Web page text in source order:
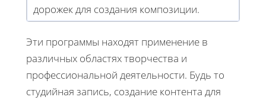
дорожек для создания композиции.
Эти программы находят применение в
различных областях творчества и
профессиональной деятельности. Будь то
студийная запись, создание контента для